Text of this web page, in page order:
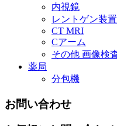
内視鏡
レントゲン装置
CT MRI
Cアーム
その他 画像検
薬局
分包機
お問い合わせ